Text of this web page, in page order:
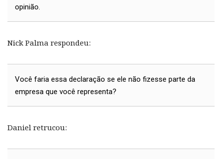
opinião.
Nick Palma respondeu:
Você faria essa declaração se ele não fizesse parte da
empresa que você representa?
Daniel retrucou: